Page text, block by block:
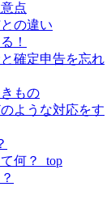
点
の違い
！
確定申告を忘れ
もの
ような対応をす
何？_top